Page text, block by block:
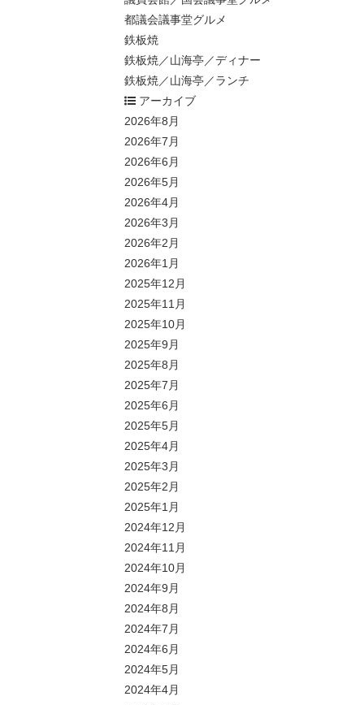
都議会議事堂グルメ
鉄板焼
鉄板焼／山海亭／ディナー
鉄板焼／山海亭／ランチ
アーカイブ
2026年8月
2026年7月
2026年6月
2026年5月
2026年4月
2026年3月
2026年2月
2026年1月
2025年12月
2025年11月
2025年10月
2025年9月
2025年8月
2025年7月
2025年6月
2025年5月
2025年4月
2025年3月
2025年2月
2025年1月
2024年12月
2024年11月
2024年10月
2024年9月
2024年8月
2024年7月
2024年6月
2024年5月
2024年4月